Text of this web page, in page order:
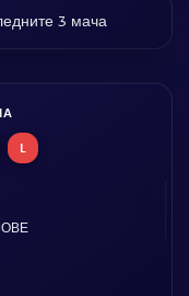
3 мача
L